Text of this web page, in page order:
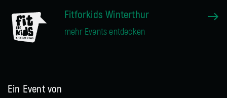
Fitforkids Winterthur
mehr Events entdecken
Ein Event von